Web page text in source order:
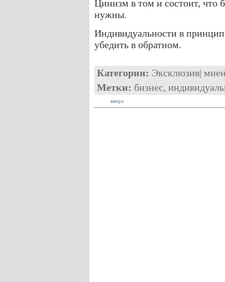
Цинизм в том и состоит, что
нужны.
Индивидуальности в
убедить в обратном.
Категории: Эксклюзив|
Метки: бизнес,
вверх